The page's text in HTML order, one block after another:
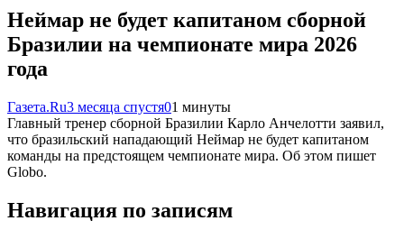
Неймар не будет капитаном сборной
Бразилии на чемпионате мира 2026
года
Газета.Ru3 месяца спустя01 минуты
Главный тренер сборной Бразилии Карло Анчелотти заявил,
что бразильский нападающий Неймар не будет капитаном
команды на предстоящем чемпионате мира. Об этом пишет
Globo.
Навигация по записям